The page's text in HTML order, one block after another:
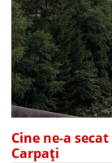
Cine ne-a
Carpați